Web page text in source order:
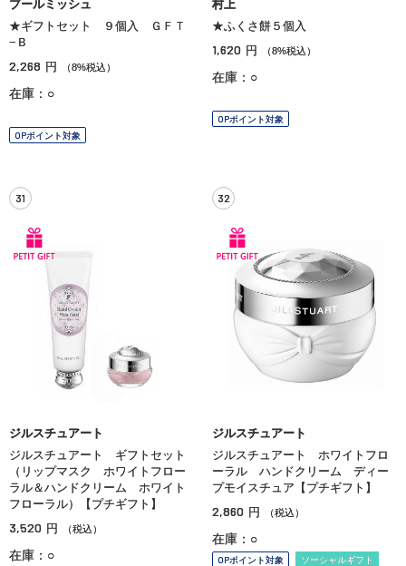
ブールミッシュ
★ギフトセット ９個入 ＧＦＴ
−Ｂ
2,268 円 （8%税込）
在庫：○
OPポイント対象
村上
★ふくさ餅５個入
1,620 円 （8%税込）
在庫：○
OPポイント対象
31
ジルスチュアート
ジルスチュアート ギフトセット
（リップマスク ホワイトフロー
ラル＆ハンドクリーム ホワイト
フローラル）【プチギフト】
3,520 円 （税込）
在庫：○
32
ジルスチュアート
ジルスチュアート ホワイトフロ
ーラル ハンドクリーム ディー
プモイスチュア【プチギフト】
2,860 円 （税込）
在庫：○
OPポイント対象
ソーシャルギフト